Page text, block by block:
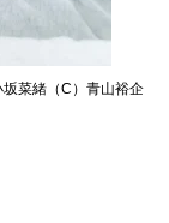
坂菜緒（C）青山裕企